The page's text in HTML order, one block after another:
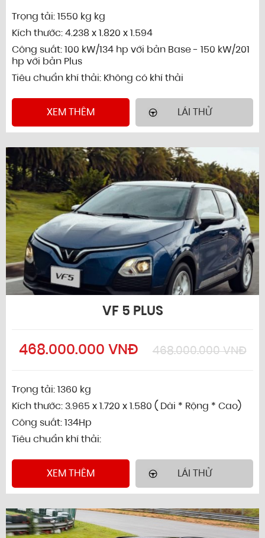
Trọng tải: 1550 kg kg
Kích thước: 4.238 x 1.820 x 1.594
Công suất: 100 kW/134 hp với bản Base - 150 kW/201
hp với bản Plus
Tiêu chuẩn khí thải: Không có khí thải
XEM THÊM LÁI THỬ
VF 5 PLUS
468.000.000 VNĐ 468.000.000 VNĐ
Trọng tải: 1360 kg
Kích thước: 3.965 x 1.720 x 1.580 ( Dài * Rộng * Cao)
Công suất: 134Hp
Tiêu chuẩn khí thải:
XEM THÊM LÁI THỬ